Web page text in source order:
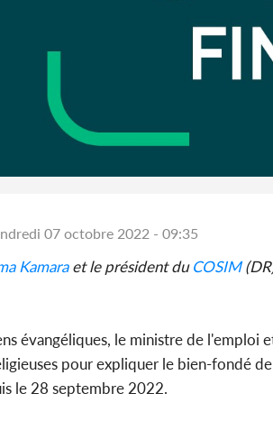
07 octobre 2022 - 09:35
Kamaraet le président duCOSIM
évangéliques, le ministre de l'emploi
pour expliquer le bien-fondé
le 28 septembre 2022.